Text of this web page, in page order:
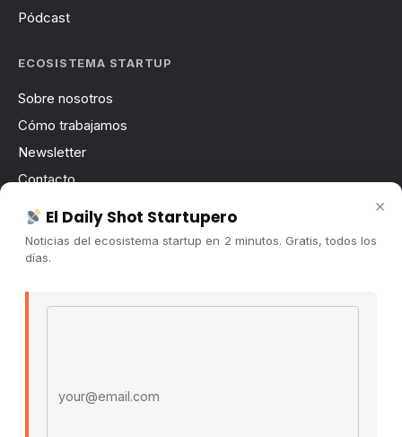
Pódcast
ECOSISTEMA STARTUP
Sobre nosotros
Cómo trabajamos
Newsletter
Contacto
Publicidad
Convocatorias
×
El Daily Shot Startupero
Noticias del ecosistema startup en 2 minutos. Gratis, todos los
días.